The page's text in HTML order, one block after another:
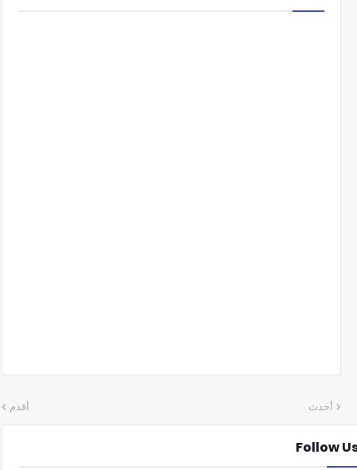
أحدث أقدم
Follow